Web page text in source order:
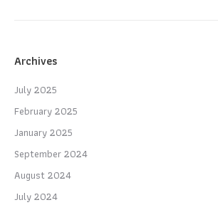
Archives
July 2025
February 2025
January 2025
September 2024
August 2024
July 2024